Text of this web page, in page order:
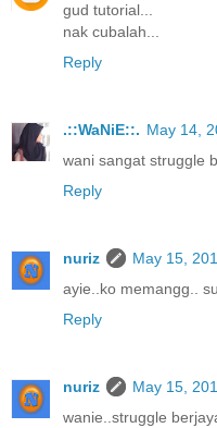
gud tutorial...
nak cubalah...
Reply
.::WaNiE::. May 14,
wani sangat struggle
Reply
nuriz
May 15,
ayie..ko memangg..
Reply
nuriz
May 15,
wanie..struggle